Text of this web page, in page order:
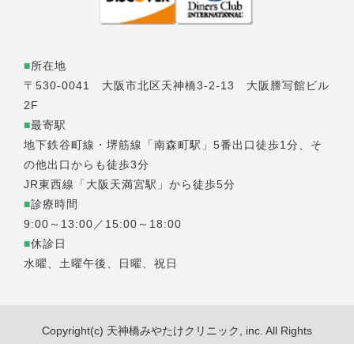
■所在地
〒530-0041 大阪市北区天神橋3-2-13 大阪謄写館ビル
2F
■最寄駅
地下鉄谷町線・堺筋線「南森町駅」5番出口徒歩1分、そ
の他出口からも徒歩3分
JR東西線「大阪天満宮駅」から徒歩5分
■診療時間
9:00～13:00／15:00～18:00
■休診日
水曜、土曜午後、日曜、祝日
Copyright(c) 天神橋みやたけクリニック, inc. All Rights